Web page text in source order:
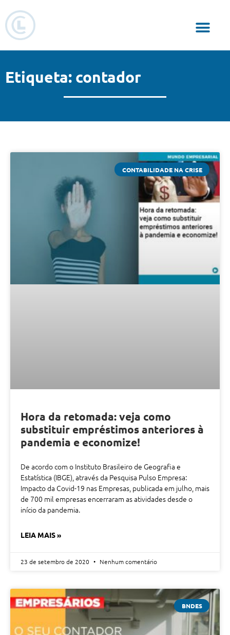
Etiqueta: contador
CONTABILIDADE NA CRISE
Hora da retomada: veja como
substituir empréstimos anteriores à
pandemia e economize!
De acordo com o Instituto Brasileiro de Geografia e
Estatística (IBGE), através da Pesquisa Pulso Empresa:
Impacto da Covid-19 nas Empresas, publicada em julho, mais
de 700 mil empresas encerraram as atividades desde o
início da pandemia.
LEIA MAIS »
23 de setembro de 2020 Nenhum comentário
BNDES